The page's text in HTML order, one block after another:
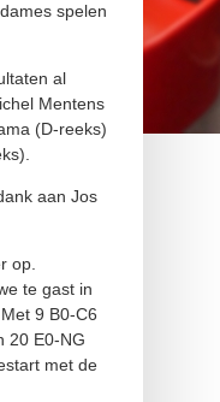
spelen
al
Mentens
(D-reeks)
aan Jos
op.
te gast in
9 B0-C6
20 E0-NG
met de